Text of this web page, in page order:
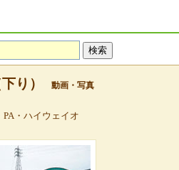
り） 動画・写真
PA・ハイウェイオ